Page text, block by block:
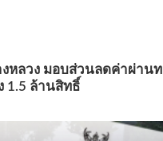
หลวง มอบส่วนลดค่าผ่านท
1.5 ล้านสิทธิ์